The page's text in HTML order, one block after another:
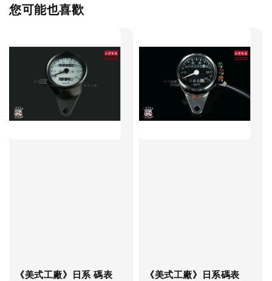
您可能也喜歡
《美式工廠》日系 碼表
《美式工廠》日系碼表